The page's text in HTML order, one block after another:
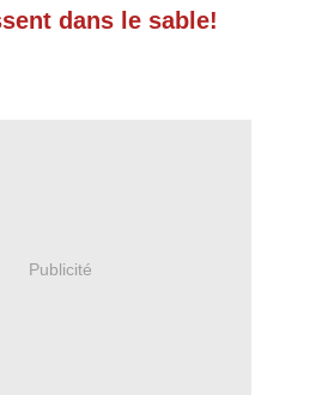
dans le sable!
Publicité